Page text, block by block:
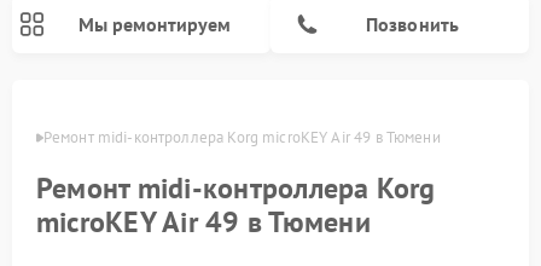
Мы ремонтируем Позвонить
Ремонт midi-контроллера Korg microKEY Air 49 в Тюмени
Ремонт midi-контроллера Korg
microKEY Air 49 в Тюмени